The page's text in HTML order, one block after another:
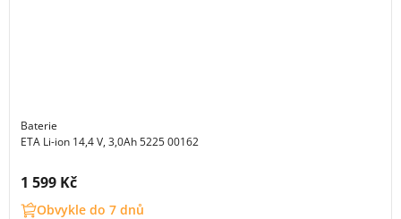
Baterie
ETA Li-ion 14,4 V, 3,0Ah 5225 00162
Cena s DPH:
1 599 Kč
Obvykle do 7 dnů